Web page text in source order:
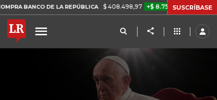
DE LA REPÚBLICA $ 408.498,97 +$ 8.753,81 +2,19% TASA DE
SUSCRÍBASE